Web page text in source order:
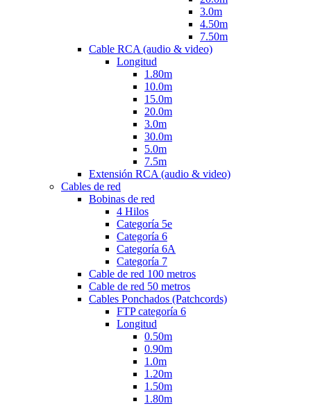
3.0m
4.50m
7.50m
Cable RCA (audio & video)
Longitud
1.80m
10.0m
15.0m
20.0m
3.0m
30.0m
5.0m
7.5m
Extensión RCA (audio & video)
Cables de red
Bobinas de red
4 Hilos
Categoría 5e
Categoría 6
Categoría 6A
Categoría 7
Cable de red 100 metros
Cable de red 50 metros
Cables Ponchados (Patchcords)
FTP categoría 6
Longitud
0.50m
0.90m
1.0m
1.20m
1.50m
1.80m